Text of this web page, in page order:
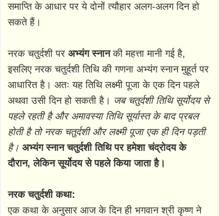
समाप्ति के आधार पर ये दोनों त्यौहार अलग-अलग दिन हो
सकते हैं।
नरक चतुर्दशी पर अभ्यंग स्नानकी महत्ता मानी गई है,
इसलिए नरक चतुर्दशी तिथि की गणना अभ्यंग स्नान मुहूर्त पर
आधारित है। अतः यह तिथि लक्ष्मी पूजा के एक दिन पहले
अथवा उसी दिन हो सकती है। जब चतुर्दशी तिथि सूर्योदय से
पहले रहती है और अमावस्या तिथि सूर्यास्त के बाद प्रबल
होती है तो नरक चतुर्दशी और लक्ष्मी पूजा एक ही दिन पड़ती
है। अभ्यंग स्नान चतुर्दशी तिथि पर हमेशा चंद्रोदय के
दौरान, लेकिन सूर्योदय से पहले किया जाता है।
नरक चतुर्दशी कथा:
एक कथा के अनुसार आज के दिन ही भगवान श्री कृष्ण ने